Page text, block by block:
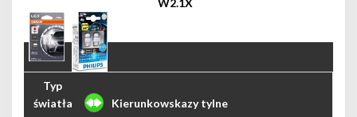
Kierunkowskazy tylne